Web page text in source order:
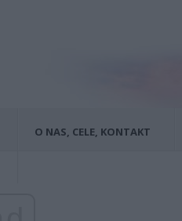
O NAS, CELE, KONTAKT